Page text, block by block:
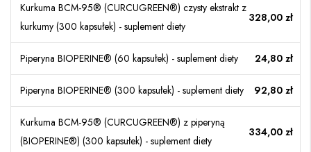
Kurkuma BCM-95® (CURCUGREEN®) czysty ekstrakt z
kurkumy (300 kapsułek) - suplement diety
328,00 zł
Piperyna BIOPERINE® (60 kapsułek) - suplement diety 24,80 zł
Piperyna BIOPERINE® (300 kapsułek) - suplement diety 92,80 zł
Kurkuma BCM-95® (CURCUGREEN®) z piperyną
(BIOPERINE®) (300 kapsułek) - suplement diety
334,00 zł